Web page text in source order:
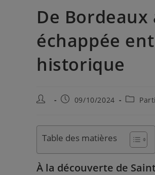
De
échappée
historique
09/10/2024
Table des matières
À la découverte de